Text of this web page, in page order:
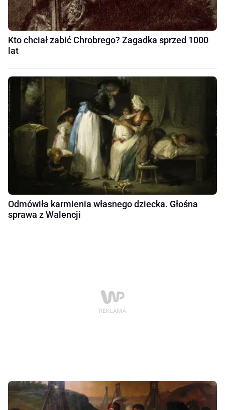
Kto chciał zabić Chrobrego? Zagadka sprzed 1000
lat
Odmówiła karmienia własnego dziecka. Głośna
sprawa z Walencji